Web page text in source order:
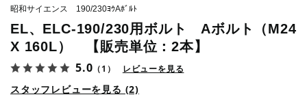
昭和サイエンス 190/230ﾖｳAﾎﾞﾙﾄ
EL、ELC-190/230用ボルト Aボルト（M24
X 160L） 【販売単位：2本】
5.0 （1） レビューを見る
スタッフレビューを見る (2)